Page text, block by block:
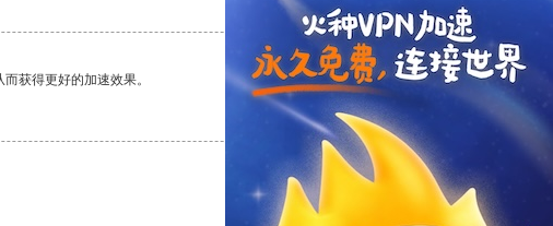
支持 反对
获得更好的加速效果。
[0]